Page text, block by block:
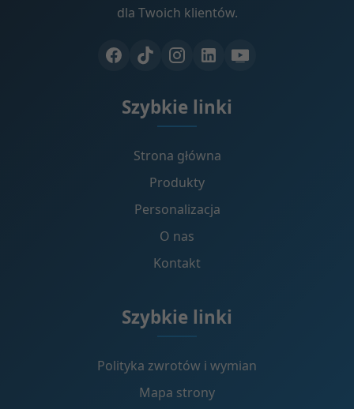
dla Twoich klientów.
Szybkie linki
Strona główna
Produkty
Personalizacja
O nas
Kontakt
Szybkie linki
Polityka zwrotów i wymian
Mapa strony